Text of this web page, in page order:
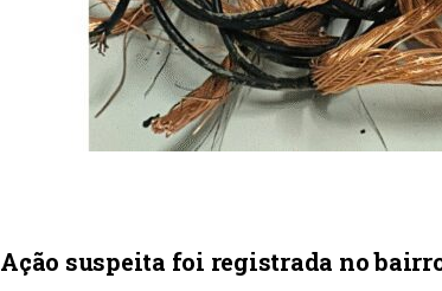
Ação suspeita foi registrada no